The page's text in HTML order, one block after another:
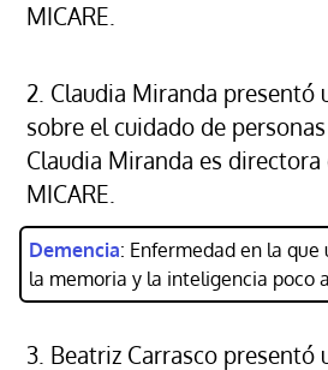
MICARE.
2. Claudia Miranda presentó
sobre el cuidado de
Claudia Miranda es
MICARE.
Demencia: Enfermedad en la que
la memoria y la inteligencia poco
3. Beatriz Carrasco presentó